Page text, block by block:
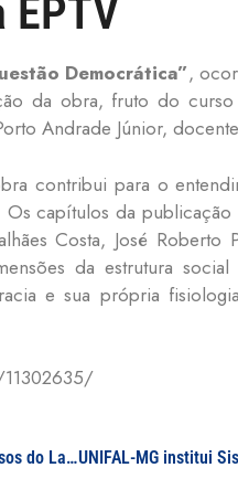
EPTV
Democrática”,
da obra, fruto do
Andrade Júnior,
contribui para o
capítulos da
Costa, José
da estrutura
e sua própria
Projeto da UNIFAL-MG arrecada e entrega kits de higiene pessoal para idosos do Lar São Vicente de Paulo, de Alfenas, em campanha solidária